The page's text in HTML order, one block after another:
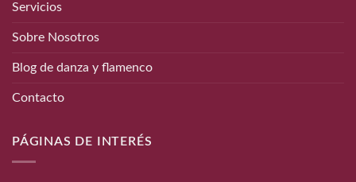
Servicios
Sobre Nosotros
Blog de danza y flamenco
Contacto
PÁGINAS DE INTERÉS